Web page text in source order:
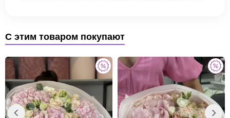
С этим товаром покупают